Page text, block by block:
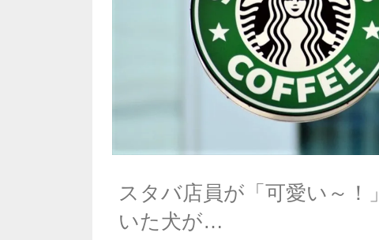
スタバ店員が「可愛い～
いた犬が…